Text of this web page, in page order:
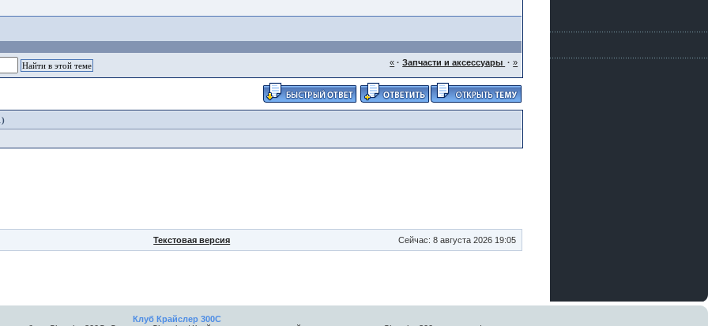
« ·Запчасти и аксессуары · »
Текстовая версия Сейчас: 8 августа 2026 19:05
Клуб Крайслер 300C